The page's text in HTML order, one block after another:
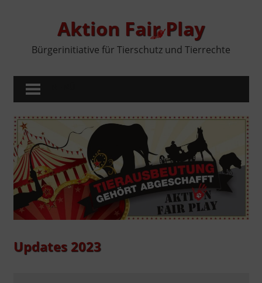
Aktion Fair Play
Bürgerinitiative für Tierschutz und Tierrechte
Updates 2023